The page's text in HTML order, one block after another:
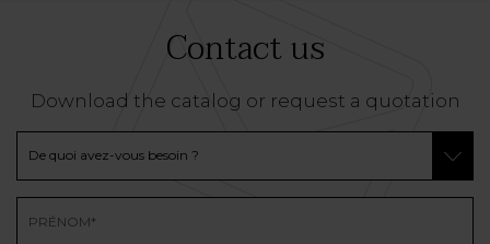
Contact us
Download the catalog or request a quotation